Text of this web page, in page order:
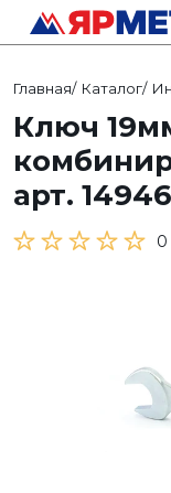
Главная/ Каталог/
Ключ
арт. 14946